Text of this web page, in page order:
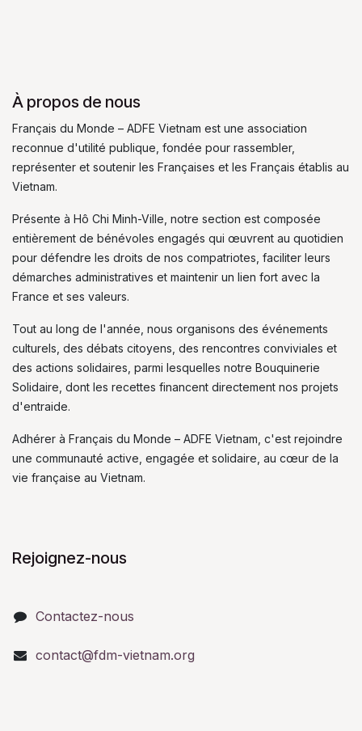
À propos de nous
Français du Monde – ADFE Vietnam est une association
reconnue d'utilité publique, fondée pour rassembler,
représenter et soutenir les Françaises et les Français établis au
Vietnam.
Présente à Hô Chi Minh-Ville, notre section est composée
entièrement de bénévoles engagés qui œuvrent au quotidien
pour défendre les droits de nos compatriotes, faciliter leurs
démarches administratives et maintenir un lien fort avec la
France et ses valeurs.
Tout au long de l'année, nous organisons des événements
culturels, des débats citoyens, des rencontres conviviales et
des actions solidaires, parmi lesquelles notre Bouquinerie
Solidaire, dont les recettes financent directement nos projets
d'entraide.
Adhérer à Français du Monde – ADFE Vietnam, c'est rejoindre
une communauté active, engagée et solidaire, au cœur de la
vie française au Vietnam.
Rejoignez-nous
Contactez-nous
contact@fdm-vietnam.org